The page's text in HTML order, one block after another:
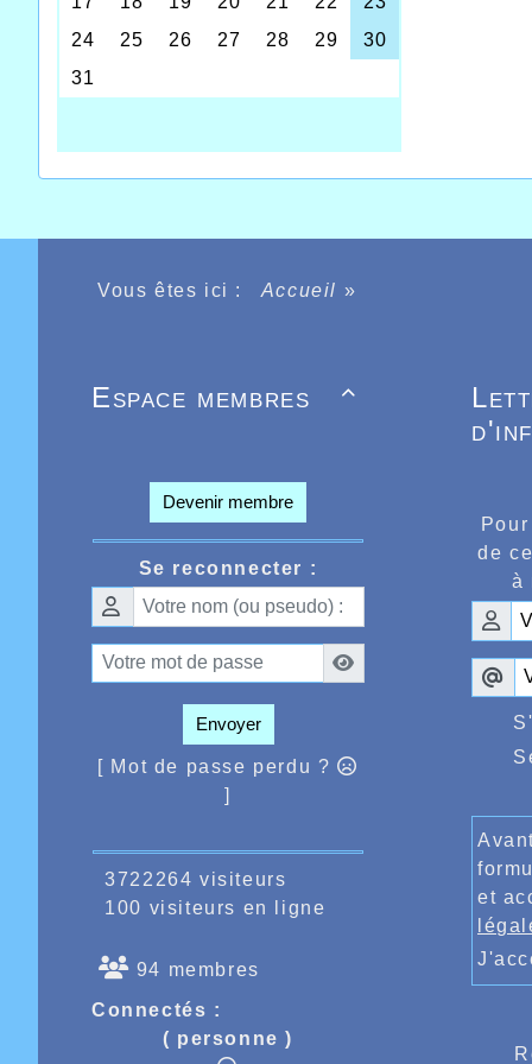
les
Et en
plus
Dans le
retour
avait
aux
Les
nombre
Vous êtes ici : Accueil »

Espace membres
Devenir membre
Se reconnecter :
Envoyer
[ Mot de passe perdu ?
]
3722264 visiteurs
100 visiteurs en ligne
94 membres
Connectés :
( personne )
de
à
et